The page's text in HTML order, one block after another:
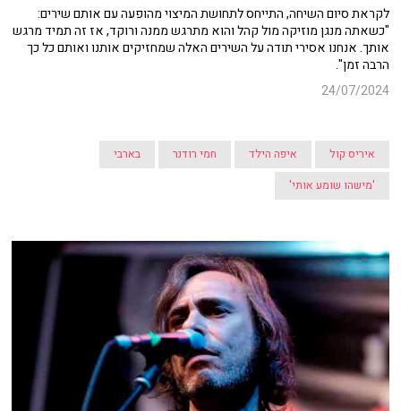
לקראת סיום השיחה, התייחס לתחושת המיצוי מהופעה עם אותם שירים:
"כשאתה מנגן מוזיקה מול קהל והוא מתרגש ממנה ורוקד, אז זה תמיד מרגש
אותך. אנחנו אסירי תודה על השירים האלה שמחזיקים אותנו ואותם כל כך
הרבה זמן".
24/07/2024
איריס קול איפה הילד חמי רודנר
בארבי
'מישהו שומע אותי'